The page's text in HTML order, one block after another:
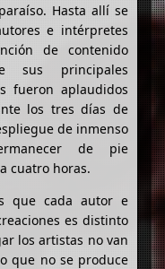
Hasta allí se
e intérpretes
de contenido
sus principales
fueron aplaudidos
los tres días de
de inmenso
de pie
cuatro horas.
que cada autor e
es distinto
los artistas no van
que no se produce